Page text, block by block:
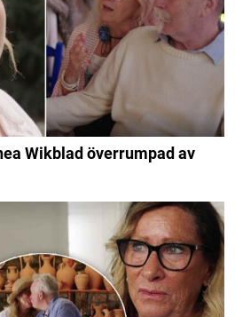
Wikblad överrumpad av